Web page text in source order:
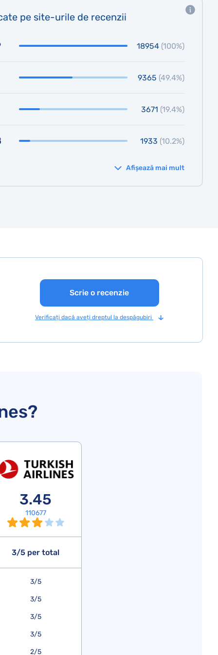
pe site-urile de recenzii
18954 (100%)
9365 (49.4%)
3671 (19.4%)
1933 (10.2%)
Afișează mai mult
Scrie o recenzie
Verificați dacă aveți dreptul la despăgubiri
3.45
110677
3/5 per total
3/5
3/5
3/5
3/5
2/5